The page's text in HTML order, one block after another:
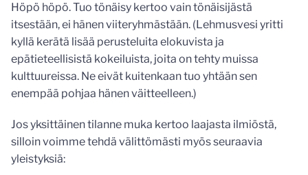
Höpö höpö. Tuo tönäisy kertoo vain tönäisijästä
itsestään, ei hänen viiteryhmästään. (Lehmusvesi yritti
kyllä kerätä lisää perusteluita elokuvista ja
epätieteellisistä kokeiluista, joita on tehty muissa
kulttuureissa. Ne eivät kuitenkaan tuo yhtään sen
enempää pohjaa hänen väitteelleen.)
Jos yksittäinen tilanne muka kertoo laajasta ilmiöstä,
silloin voimme tehdä välittömästi myös seuraavia
yleistyksiä: